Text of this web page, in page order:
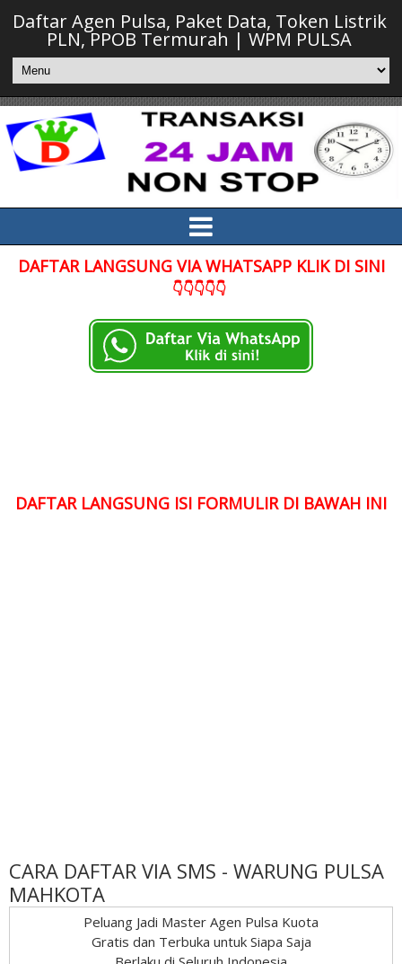
Daftar Agen Pulsa, Paket Data, Token Listrik
PLN, PPOB Termurah | WPM PULSA
DAFTAR LANGSUNG VIA WHATSAPP KLIK DI SINI
👇👇👇👇👇
DAFTAR LANGSUNG ISI FORMULIR DI BAWAH INI
CARA DAFTAR VIA SMS - WARUNG PULSA
MAHKOTA
Peluang Jadi Master Agen Pulsa Kuota
Gratis dan Terbuka untuk Siapa Saja